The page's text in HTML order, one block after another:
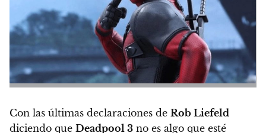
Con las últimas declaraciones de Rob Liefeld
diciendo que Deadpool 3 no es algo que esté